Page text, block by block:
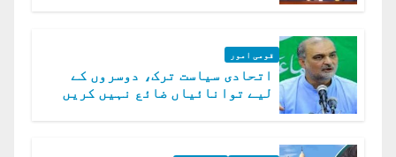
قومی امور
اتحادی سیاست ترک، دوسروں کے
لیے توانائیاں ضائع نہیں کریں